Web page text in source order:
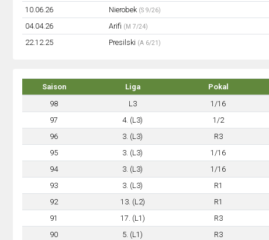
10.06.26 Nierobek (S 9/26)
04.04.26
Arifi (M 7/24)
22.12.25
Presilski (A 6/21)
Saison Liga Pokal
98
L3 1/16
97
4. (L3) 1/2
96
3. (L3) R3
95
3. (L3) 1/16
94
3. (L3) 1/16
93
3. (L3) R1
92
13. (L2) R1
91
17. (L1) R3
90
5. (L1) R3